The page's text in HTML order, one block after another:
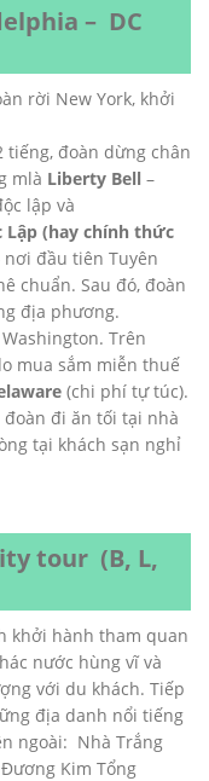
– DC
rời New York, khởi
đoàn dừng chân
mlà Liberty Bell –
lập và
Lập (hay chính thức
nơi đầu tiên Tuyên
chuẩn. Sau đó, đoàn
địa phương.
Trên
mua sắm miễn thuế
(chi phí tự túc).
đoàn đi ăn tối tại nhà
tại khách sạn nghỉ
tour (B, L,
khởi hành tham quan
nước hùng vĩ và
với du khách. Tiếp
địa danh nổi tiếng
ngoài: Nhà Trắng
Kim Tổng